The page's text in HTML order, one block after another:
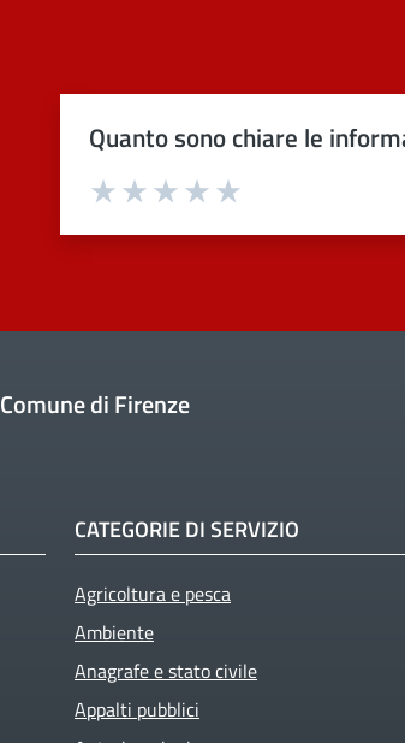
Quanto sono chiare le
Valuta 4 stelle su 5
Valuta 3 stelle su 5
Valuta 2 stelle su 5
Valuta 1 stelle su 5
Comune di Firenze
CATEGORIE DI SERVIZIO
Agricoltura e pesca
Ambiente
Anagrafe e stato civile
Appalti pubblici